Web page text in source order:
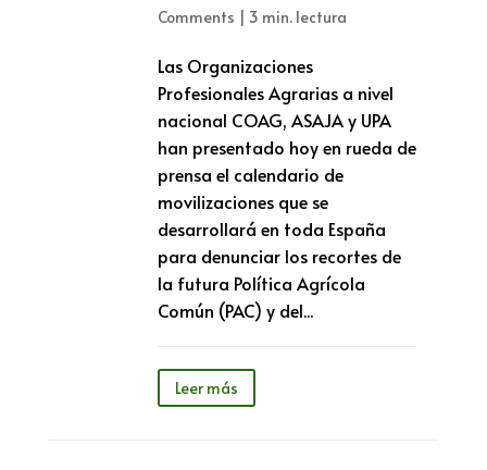
Comments | 3 min. lectura
Las Organizaciones
Profesionales Agrarias a nivel
nacional COAG, ASAJA y UPA
han presentado hoy en rueda de
prensa el calendario de
movilizaciones que se
desarrollará en toda España
para denunciar los recortes de
la futura Política Agrícola
Común (PAC) y del...
Leer más